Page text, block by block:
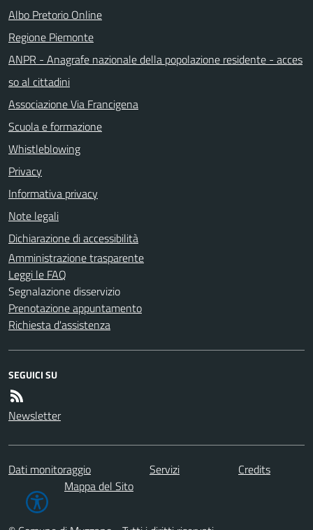
Albo Pretorio Online
Regione Piemonte
ANPR - Anagrafe nazionale della popolazione residente - acces
so al cittadini
Associazione Via Francigena
Scuola e formazione
Whistleblowing
Privacy
Informativa privacy
Note legali
Dichiarazione di accessibilità
Amministrazione trasparente
Leggi le FAQ
Segnalazione disservizio
Prenotazione appuntamento
Richiesta d'assistenza
SEGUICI SU
Newsletter
Dati monitoraggio Servizi
Credits
Mappa del Sito